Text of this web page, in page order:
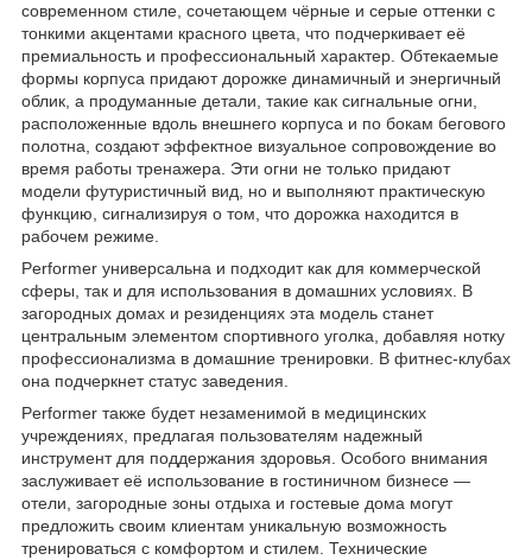
современном стиле, сочетающем чёрные и серые оттенки с
тонкими акцентами красного цвета, что подчеркивает её
премиальность и профессиональный характер. Обтекаемые
формы корпуса придают дорожке динамичный и энергичный
облик, а продуманные детали, такие как сигнальные огни,
расположенные вдоль внешнего корпуса и по бокам бегового
полотна, создают эффектное визуальное сопровождение во
время работы тренажера. Эти огни не только придают
модели футуристичный вид, но и выполняют практическую
функцию, сигнализируя о том, что дорожка находится в
рабочем режиме.
Performer универсальна и подходит как для коммерческой
сферы, так и для использования в домашних условиях. В
загородных домах и резиденциях эта модель станет
центральным элементом спортивного уголка, добавляя нотку
профессионализма в домашние тренировки. В фитнес-клубах
она подчеркнет статус заведения.
Performer также будет незаменимой в медицинских
учреждениях, предлагая пользователям надежный
инструмент для поддержания здоровья. Особого внимания
заслуживает её использование в гостиничном бизнесе —
отели, загородные зоны отдыха и гостевые дома могут
предложить своим клиентам уникальную возможность
тренироваться с комфортом и стилем. Технические